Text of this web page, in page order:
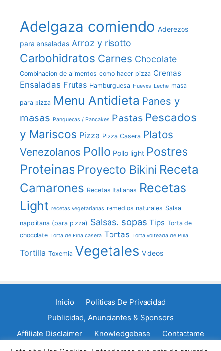
Adelgaza comiendo Aderezos
para ensaladas Arroz y risotto
Carbohidratos Carnes Chocolate
Combinacion de alimentos como hacer pizza Cremas
Ensaladas Frutas Hamburguesa Huevos Leche masa
para pizza Menu Antidieta Panes y
masas Panquecas / Pancakes Pastas Pescados
y Mariscos Pizza Pizza Casera Platos
Venezolanos Pollo Pollo light Postres
Proteinas Proyecto Bikini Receta
Camarones Recetas Italianas Recetas
Light recetas vegetarianas remedios naturales Salsa
napolitana (para pizza) Salsas. sopas Tips Torta de
chocolate Torta de Piña casera Tortas Torta Volteada de Piña
Tortilla Toxemia Vegetales Videos
Inicio
Politicas De Privacidad
Publicidad, Anunciantes & Sponsors
Affiliate Disclaimer
Knowledgebase
Contactame